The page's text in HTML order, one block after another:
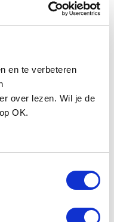
en te verbeteren
over lezen. Wil je de
OK.
jaar zijn. Daisy heeft er de